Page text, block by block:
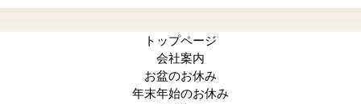
トップページ
会社案内
お盆のお休み
年末年始のお休み